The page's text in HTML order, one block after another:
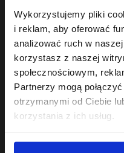
Wykorzystujemy pliki
i reklam, aby oferować
analizować ruch w
korzystasz z naszej
społecznościowym,
Partnerzy mogą
otrzymanymi od Ciebie
korzystania z ich usług.
Hair In Balance Kids By
ONLYBIO
Odżywka dla dzieci
200ml
6,99 zł
przed obniżką:6,99 zł